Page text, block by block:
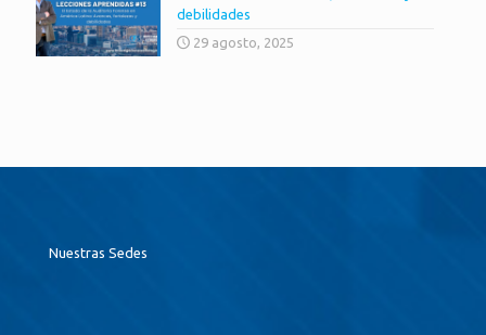
debilidades
29 agosto, 2025
Nuestras Sedes